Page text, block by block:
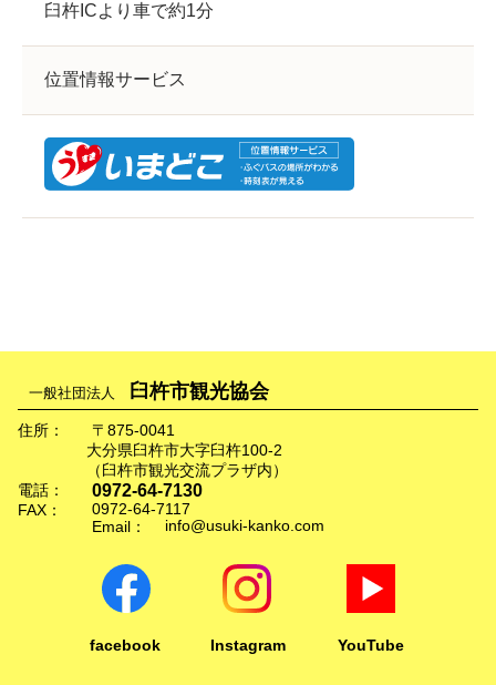
臼杵ICより車で約1分
位置情報サービス
一般社団法人 臼杵市観光協会
住所：
〒875-0041
大分県臼杵市大字臼杵100-2
（臼杵市観光交流プラザ内）
電話：
0972-64-7130
FAX：
0972-64-7117
Email：
info@usuki-kanko.com
facebook Instagram YouTube